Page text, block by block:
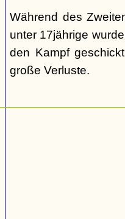
Während des
unter 17jährige
den Kampf
große Verluste.